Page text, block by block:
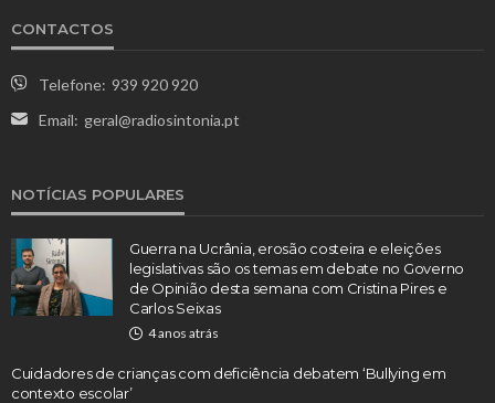
CONTACTOS
Telefone: 939 920 920
Email: geral@radiosintonia.pt
NOTÍCIAS POPULARES
Guerra na Ucrânia, erosão costeira e eleições
legislativas são os temas em debate no Governo
de Opinião desta semana com Cristina Pires e
Carlos Seixas
4 anos atrás
Cuidadores de crianças com deficiência debatem ‘Bullying em
contexto escolar’